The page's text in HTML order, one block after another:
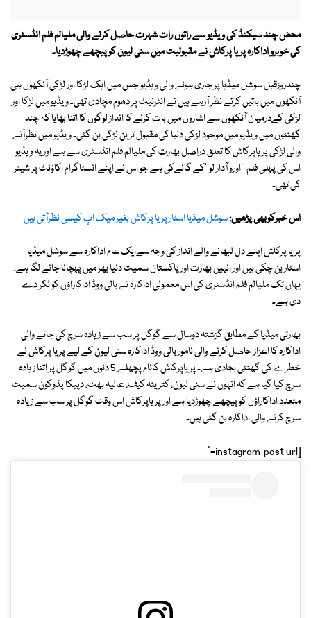
محض چند سیکنڈ کی ویڈیو سے راتوں رات شہرت حاصل کرنے والی ملیالم فلم انڈسٹری
کی خوبرو اداکارہ پریا پرکاش نے مقبولیت میں سنی لیون کو پیچھے چھوڑدیا۔
چندروزقبل سوشل میڈیا پر جاری ہونے والی ویڈیو جس میں ایک لڑکا اور لڑکی آنکھوں ہی
آنکھوں میں باتیں کرتے نظر آرہے ہیں نے انٹرنیٹ پر دھوم مچادی تھی۔ ویڈیو میں لڑکا اور
لڑکی کےدرمیان آنکھوں سے اشاروں میں بات کرنے کا انداز لوگوں کا اتنا بھایا کہ چند
گھنٹوں میں ویڈیو میں موجود لڑکی دنیا کی مقبول ترین لڑکی بن گئی۔ ویڈیو میں نظرآنے
والی لڑکی پریاپرکاش کا تعلق دراصل بھارت کی ملیالم فلم انڈسٹری سے ہے اور یہ ویڈیو
اس کی پہلی فلم ''اورو آدار لو''کے گانےکی ہے جو اس نے اپنے انسٹاگرام اکاؤنٹ پر شیئر
کی تھی۔
اس خبرکوبھی پڑھیں:سوشل میڈیا اسٹار پریا پرکاش بغیر میک اپ کیسی نظرآتی ہیں
پریا پرکاش اپنے دل لبھانے والے انداز کی وجہ سےایک عام اداکارہ سے سوشل میڈیا
اسٹار بن چکی ہیں اور انہیں بھارت اور پاکستان سمیت دنیا بھر میں پہچانا جانے لگا ہے،
یہاں تک ملیالم فلم انڈسٹری کی اس معمولی اداکارہ نے بالی ووڈ اداکاراؤں کو ٹکر دے
دی ہے۔
بھارتی میڈیا کے مطابق گزشتہ دوسال سے گوگل پر سب سے زیادہ سرچ کی جانے والی
اداکارہ کا اعزاز حاصل کرنے والی نامور بالی ووڈ اداکارہ سنی لیون کے لیے پریا پرکاش نے
خطرے کی گھنٹی بجادی ہے۔ پریاپرکاش کانام پچھلے 5 دنوں میں گوگل پر اتنا زیادہ
سرچ کیا گیا ہے کہ انہوں نے سنی لیون، کترینہ کیف، عالیہ بھٹ، دپیکا پڈوکون سمیت
متعدد اداکاراؤں کو پیچھے چھوڑدیا ہے اور پریاپرکاش اس وقت گوگل پر سب سے زیادہ
سرچ کرنے والی اداکارہ بن گئی ہیں۔
[instagram-post url="